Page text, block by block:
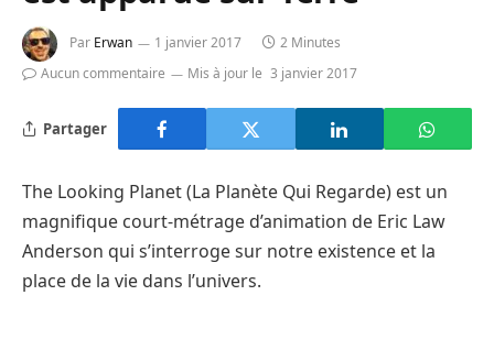
Par Erwan 1 janvier 2017
2 Minutes
Aucun commentaire
Mis à jour le 3 janvier 2017
Partager
The Looking Planet (La Planète Qui Regarde) est un
magnifique court-métrage d’animation de Eric Law
Anderson qui s’interroge sur notre existence et la
place de la vie dans l’univers.